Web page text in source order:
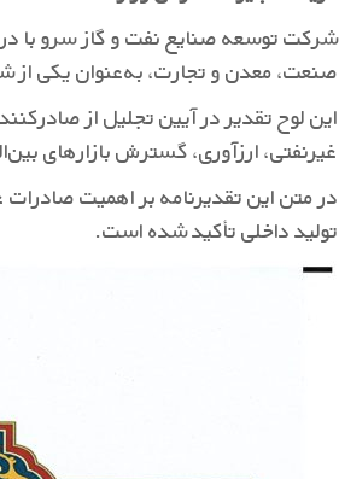
صنعت، معدن و تجارت، به‌عنوان یکی
این لوح تقدیر در آیین تجلیل از
غیرنفتی، ارزآوری، گسترش بازارهای
در متن این تقدیرنامه بر اهمیت
تولید داخلی تأکید شده است.